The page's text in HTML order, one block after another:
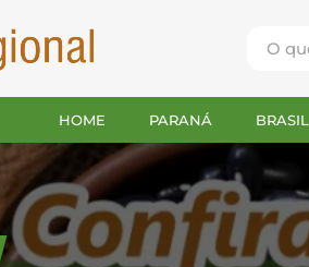
HOME PARANÁ BRASIL